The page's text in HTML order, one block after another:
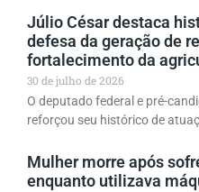
Júlio César destaca
defesa da geração de
fortalecimento da
30 de julho de 2026
O deputado federal e pré-
reforçou seu histórico de
Mulher morre após
enquanto utilizava